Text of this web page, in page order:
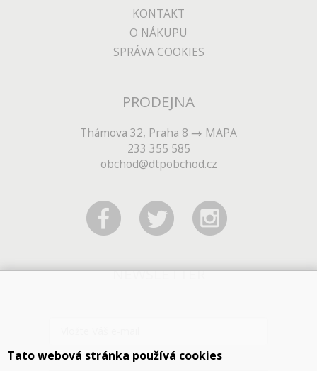
KONTAKT
O NÁKUPU
SPRÁVA COOKIES
PRODEJNA
Thámova 32, Praha 8
MAPA
233 355 585
obchod@dtpobchod.cz
NEWSLETTER
Tato webová stránka používá cookies